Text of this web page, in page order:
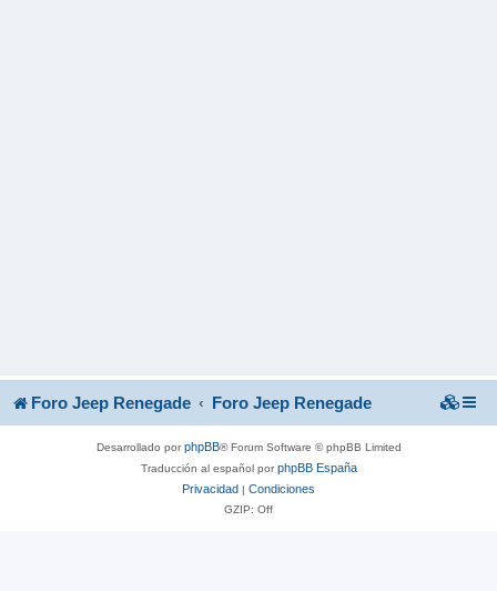
Foro Jeep Renegade Foro Jeep Renegade
Desarrollado porphpBB® Forum Software © phpBB Limited
Traducción al español porphpBB España
Privacidad | Condiciones
GZIP: Off